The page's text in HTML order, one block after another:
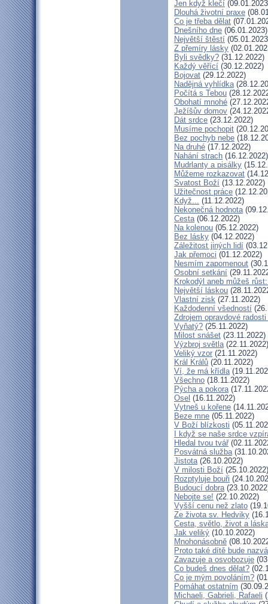
Jen když klečí
Dlouhá životní praxe
Co je třeba dělat
Dnešního dne (06.01.2023)
Největší štěstí
Z přemíry lásky
Byli svědky? (31.12.2022)
Každý věřící (30.12.2022)
Bojovat (29.12.2022)
Nadějná vyhlídka
Počítá s Tebou
Obohatí mnohé
Ježíšův domov
Dát srdce (23.12.2022)
Musíme pochopit
Bez pochyb nebe
Na druhé (17.12.2022)
Nahání strach (16.12.2022)
Mudrlanty a pisálky
Můžeme rozkazovat
Svatost Boží (13.12.2022)
Užitečnost práce
Když... (11.12.2022)
Nekonečná hodnota
Cesta(06.12.2022)
Na kolenou (05.12.2022)
Bez lásky (04.12.2022)
Záležitost jiných lidí
Jak přemoci (01.12.2022)
Nesmím zapomenout
Osobní setkání
Krokodýl aneb můžeš
Největší láskou
Vlastní zisk (27.11.2022)
Každodenní všedností
Zdrojem opravdové
Vyňatý? (25.11.2022)
Milost snášet (23.11.2022)
Výzbroj světla(22.11.2022)
Veliký vzor (21.11.2022)
Král Králů (20.11.2022)
Ví, že má křídla
Všechno (18.11.2022)
Pýcha a pokora
Osel (16.11.2022)
Vytneš u kořene
Beze mne (05.11.2022)
V Boží blízkosti
I když se naše srdce
Hledal tvou tvář
Posvátná služba
Jistota(26.10.2022)
V milosti Boží (25.10.2022)
Rozptyluje bouři
Budoucí dobra
Nebojte se! (22.10.2022)
Vyšší cenu než zlato
Ze života sv. Hedviky
Cesta, světlo, život a
Jak veliký (10.10.2022)
Mnohonásobně
Proto také dítě bude
Zavazuje a osvobozuje
Co budeš dnes dělat?
Co je mým povoláním?
Pomáhat ostatním
Michaeli, Gabrieli, Rafaeli